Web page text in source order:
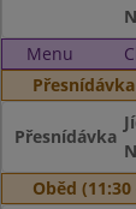
Menu
Přesnídávka
Oběd (11:30